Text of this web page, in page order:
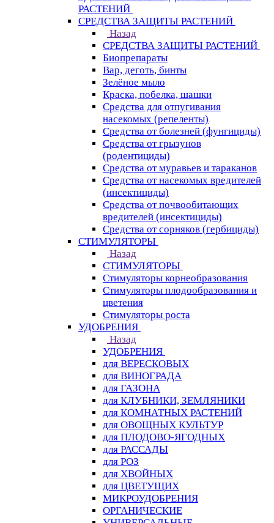
РАСТЕНИЙ
СРЕДСТВА ЗАЩИТЫ РАСТЕНИЙ
Назад
СРЕДСТВА ЗАЩИТЫ РАСТЕНИЙ
Биопрепараты
Вар, деготь, бинты
Зелёное мыло
Краска, побелка, шашки
Средства для отпугивания
насекомых (репеленты)
Средства от болезней (фунгициды)
Средства от грызунов
(родентициды)
Средства от муравьев и тараканов
Средства от насекомых вредителей
(инсектициды)
Средства от почвообитающих
вредителей (инсектициды)
Средства от сорняков (гербициды)
СТИМУЛЯТОРЫ
Назад
СТИМУЛЯТОРЫ
Стимуляторы корнеобразования
Стимуляторы плодообразования и
цветения
Стимуляторы роста
УДОБРЕНИЯ
Назад
УДОБРЕНИЯ
для ВЕРЕСКОВЫХ
для ВИНОГРАДА
для ГАЗОНА
для КЛУБНИКИ, ЗЕМЛЯНИКИ
для КОМНАТНЫХ РАСТЕНИЙ
для ОВОЩНЫХ КУЛЬТУР
для ПЛОДОВО-ЯГОДНЫХ
для РАССАДЫ
для РОЗ
для ХВОЙНЫХ
для ЦВЕТУЩИХ
МИКРОУДОБРЕНИЯ
ОРГАНИЧЕСКИЕ